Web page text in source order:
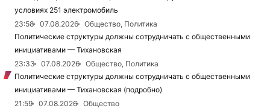
условиях 251 электромобиль
23:58
07.08.2026
Общество, Политика
Политические структуры должны сотрудничать с общественными
инициативами — Тихановская
23:33
07.08.2026
Общество, Политика
Политические структуры должны сотрудничать с общественными
инициативами — Тихановская (подробно)
21:59
07.08.2026
Общество